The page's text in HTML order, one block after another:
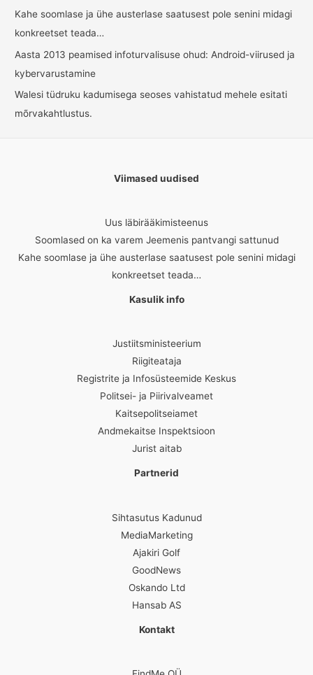
Kahe soomlase ja ühe austerlase saatusest pole senini midagi
konkreetset teada…
Aasta 2013 peamised infoturvalisuse ohud: Android-viirused ja
kybervarustamine
Walesi tüdruku kadumisega seoses vahistatud mehele esitati
mõrvakahtlustus.
Viimased uudised
Uus läbirääkimisteenus
Soomlased on ka varem Jeemenis pantvangi sattunud
Kahe soomlase ja ühe austerlase saatusest pole senini midagi
konkreetset teada…
Kasulik info
Justiitsministeerium
Riigiteataja
Registrite ja Infosüsteemide Keskus
Politsei- ja Piirivalveamet
Kaitsepolitseiamet
Andmekaitse Inspektsioon
Jurist aitab
Partnerid
Sihtasutus Kadunud
MediaMarketing
Ajakiri Golf
GoodNews
Oskando Ltd
Hansab AS
Kontakt